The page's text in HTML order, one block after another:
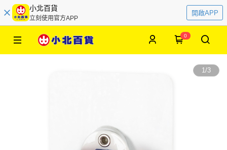
小北百貨
立刻使用官方APP
開啟APP
0
1/3